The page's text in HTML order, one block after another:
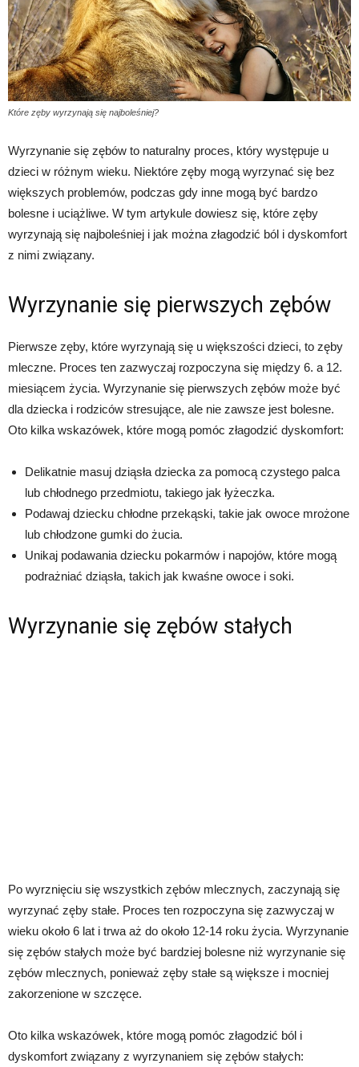
Które zęby wyrzynają się najboleśniej?
Wyrzynanie się zębów to naturalny proces, który występuje u
dzieci w różnym wieku. Niektóre zęby mogą wyrzynać się bez
większych problemów, podczas gdy inne mogą być bardzo
bolesne i uciążliwe. W tym artykule dowiesz się, które zęby
wyrzynają się najboleśniej i jak można złagodzić ból i dyskomfort
z nimi związany.
Wyrzynanie się pierwszych zębów
Pierwsze zęby, które wyrzynają się u większości dzieci, to zęby
mleczne. Proces ten zazwyczaj rozpoczyna się między 6. a 12.
miesiącem życia. Wyrzynanie się pierwszych zębów może być
dla dziecka i rodziców stresujące, ale nie zawsze jest bolesne.
Oto kilka wskazówek, które mogą pomóc złagodzić dyskomfort:
Delikatnie masuj dziąsła dziecka za pomocą czystego palca
lub chłodnego przedmiotu, takiego jak łyżeczka.
Podawaj dziecku chłodne przekąski, takie jak owoce mrożone
lub chłodzone gumki do żucia.
Unikaj podawania dziecku pokarmów i napojów, które mogą
podrażniać dziąsła, takich jak kwaśne owoce i soki.
Wyrzynanie się zębów stałych
Po wyrznięciu się wszystkich zębów mlecznych, zaczynają się
wyrzynać zęby stałe. Proces ten rozpoczyna się zazwyczaj w
wieku około 6 lat i trwa aż do około 12-14 roku życia. Wyrzynanie
się zębów stałych może być bardziej bolesne niż wyrzynanie się
zębów mlecznych, ponieważ zęby stałe są większe i mocniej
zakorzenione w szczęce.
Oto kilka wskazówek, które mogą pomóc złagodzić ból i
dyskomfort związany z wyrzynaniem się zębów stałych: